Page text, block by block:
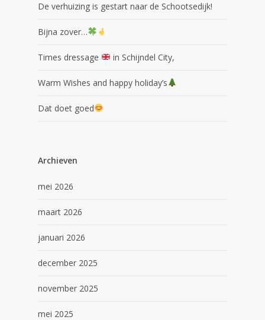
De verhuizing is gestart naar de Schootsedijk!
Bijna zover…
Times dressage in Schijndel City,
Warm Wishes and happy holiday’s
Dat doet goed
Archieven
mei 2026
maart 2026
januari 2026
december 2025
november 2025
mei 2025